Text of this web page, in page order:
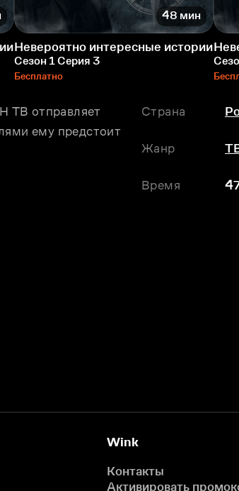
48 мин
Невероятно интересные истории
Сезон 1 Серия 3
Бесплатно
ТВ отправляет
ему предстоит
Страна
Жанр
Время
Wink
Контакты
Активировать